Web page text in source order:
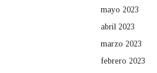
mayo 2023
abril 2023
marzo 2023
febrero 2023